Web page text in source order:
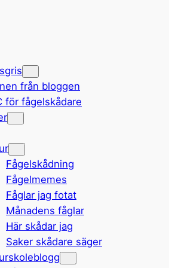
från bloggen
för fågelskådare
Fågelskådning
Fågelmemes
Fåglar jag fotat
Månadens fåglar
Här skådar jag
Saker skådare säger